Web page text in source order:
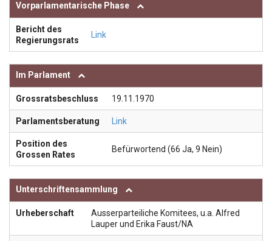
Vorparlamentarische Phase
Bericht des
Regierungsrats
Link
Im Parlament
Grossratsbeschluss 19.11.1970
Parlamentsberatung Link
Position des
Grossen Rates
Befürwortend (66 Ja, 9 Nein)
Unterschriftensammlung
Urheberschaft
Ausserparteiliche Komitees, u.a. Alfred
Lauper und Erika Faust/NA